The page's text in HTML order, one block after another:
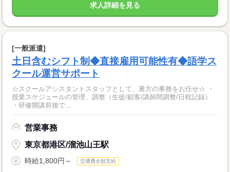
求人詳細を見る
[一般派遣]
土日含むシフト制◆直接雇用可能性有◆語学ス
クール運営サポート
☆スクールアシスタントスタッフとして、裏方の事務をお任せ☆ ・
授業スケジュールの管理、調整（生徒/顧客/講師間調整/日程記録）
・研修開講前後で...
営業事務
東京都港区/溜池山王駅
時給1,800円～ 交通費全額支給